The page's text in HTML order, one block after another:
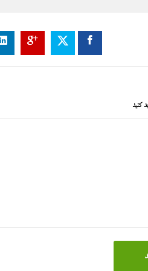
کنید